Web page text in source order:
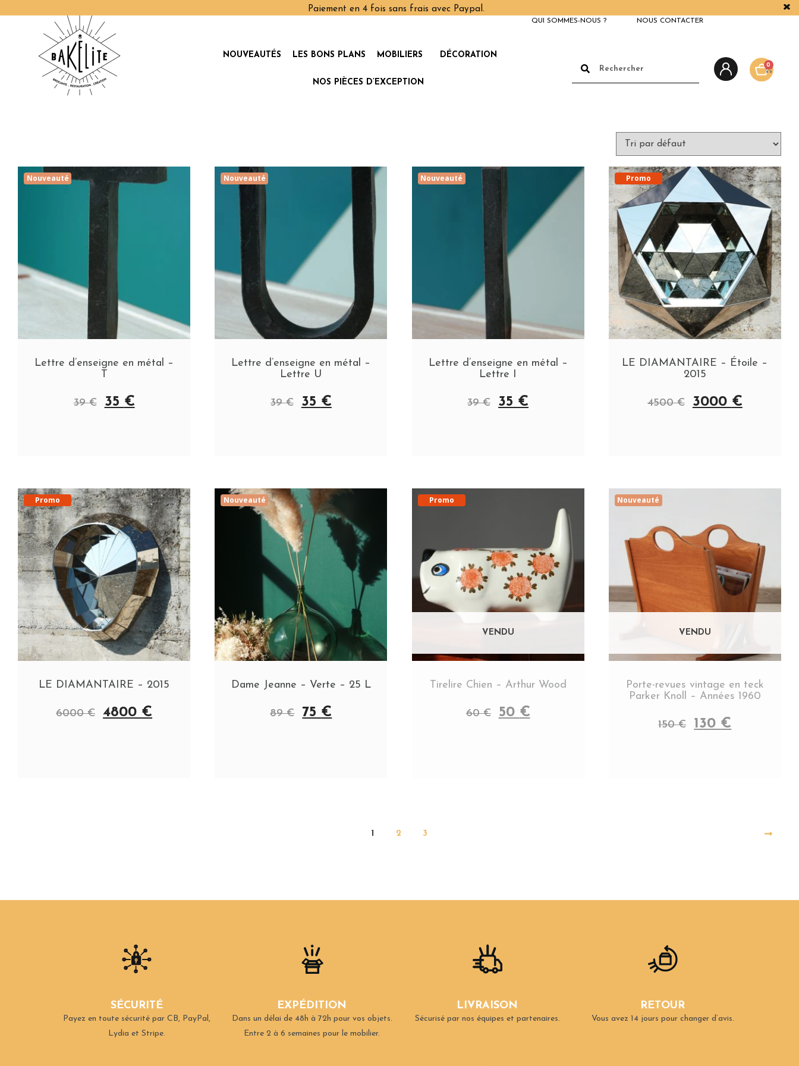
Paiement en 4 fois sans frais avec Paypal.
QUI SOMMES-NOUS ? NOUS CONTACTER
NOUVEAUTÉS LES BONS PLANS MOBILIERS DÉCORATION
NOS PIÈCES D’EXCEPTION
0
Nouveauté
Lettre d’enseigne en métal –
T
39€ 35 €
Nouveauté
Lettre d’enseigne en métal –
Lettre U
39€ 35 €
Nouveauté
Lettre d’enseigne en métal –
Lettre I
39€ 35 €
Promo
LE DIAMANTAIRE – Étoile –
2015
4500€ 3000 €
Promo
LE DIAMANTAIRE – 2015
6000€ 4800 €
Nouveauté
Dame Jeanne – Verte – 25 L
89€ 75 €
Promo
Tirelire Chien – Arthur Wood
60€ 50 €
Nouveauté
Porte-revues vintage en teck
Parker Knoll – Années 1960
150€ 130 €
1 2 3
SÉCURITÉ
Payez en toute sécurité par CB, PayPal,
Lydia et Stripe.
EXPÉDITION
Dans un délai de 48h à 72h pour vos objets.
Entre 2 à 6 semaines pour le mobilier.
LIVRAISON
Sécurisé par nos équipes et partenaires.
RETOUR
Vous avez 14 jours pour changer d’avis.